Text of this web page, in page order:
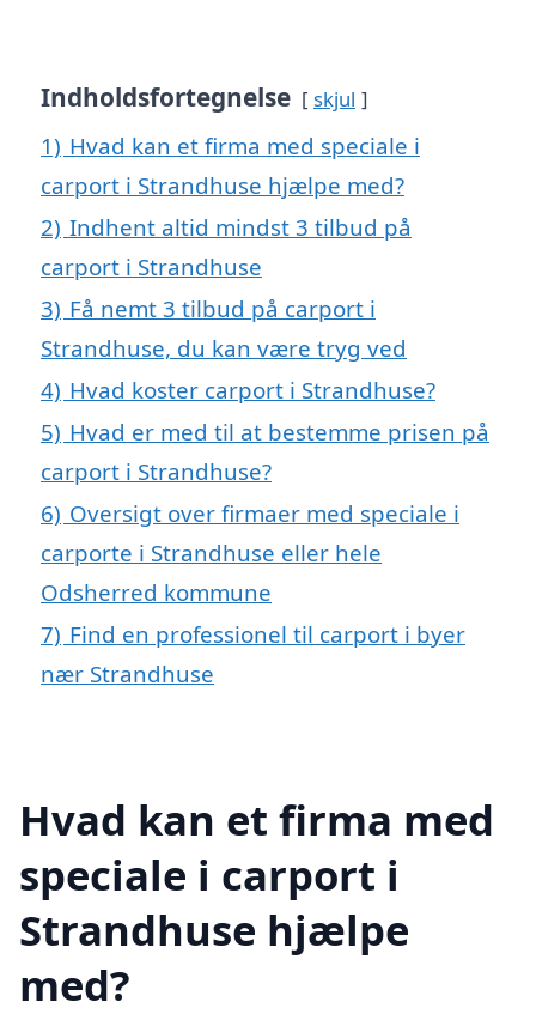
Indholdsfortegnelse skjul
1) Hvad kan et firma med speciale i
carport i Strandhuse hjælpe med?
2) Indhent altid mindst 3 tilbud på
carport i Strandhuse
3) Få nemt 3 tilbud på carport i
Strandhuse, du kan være tryg ved
4) Hvad koster carport i Strandhuse?
5) Hvad er med til at bestemme prisen på
carport i Strandhuse?
6) Oversigt over firmaer med speciale i
carporte i Strandhuse eller hele
Odsherred kommune
7) Find en professionel til carport i byer
nær Strandhuse
Hvad kan et firma med
speciale i carport i
Strandhuse hjælpe
med?